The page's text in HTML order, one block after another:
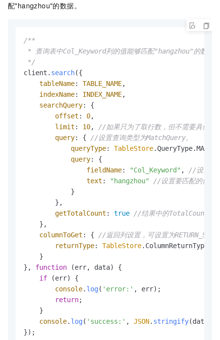
配"hangzhou"的数据。
/**
* 查询表中Col_Keyword列的值能够匹配"hangzhou"的数据
*/
client. search({
tableName: TABLE_NAME,
indexName: INDEX_NAME,
searchQuery: {
offset : 0,
limit : 10, //如果只为了取行数，但不需要具体
query: { //设置查询类型为MatchQuery。
queryType: TableStore.QueryType.
query: {
fieldName: "Col_Keyword" , //设置要
text : "hangzhou"
//设置要匹配的值。
            }
        },
getTotalCount : true //结果中的TotalCount可
    },
columnToGet : { //返回列设置，可设置为
returnType: TableStore. ColumnReturnType
    }
}, function (err, data) {
if (err) {
console. log( 'error:' , err);
return;
    }
console. log( 'success:' , JSON. stringify(data,
});